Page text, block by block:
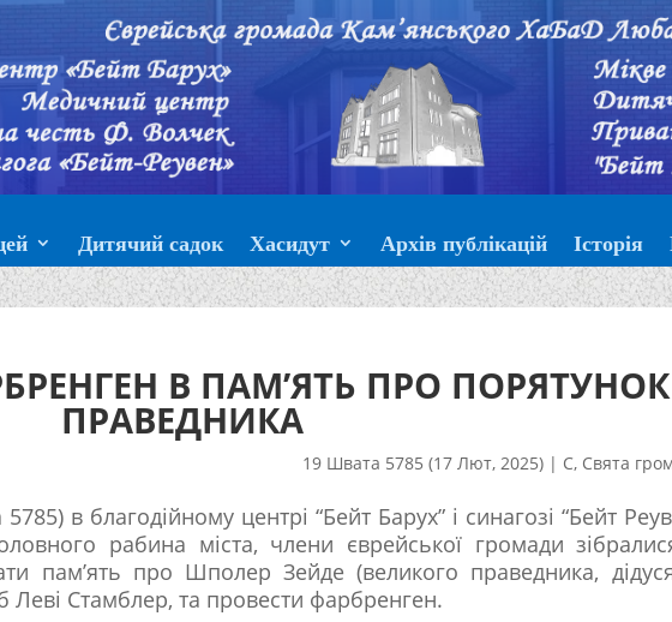
Дитячий садок Хасидут Архів публікацій Історія
В ПАМ’ЯТЬ ПРО ПОРЯТУНОК
ПРАВЕДНИКА
19 Швата 5785 (17 Лют, 2025)| С, Свята
в благодійному центрі “Бейт Барух” і синагозі “Бейт
рабина міста, члени єврейської громади
пам’ять про Шполер Зейде (великого праведника,
Стамблер, та провести фарбренген.